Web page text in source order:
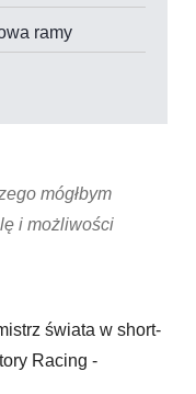
ramy
mógłbym
i możliwości
świata w short-
Racing -